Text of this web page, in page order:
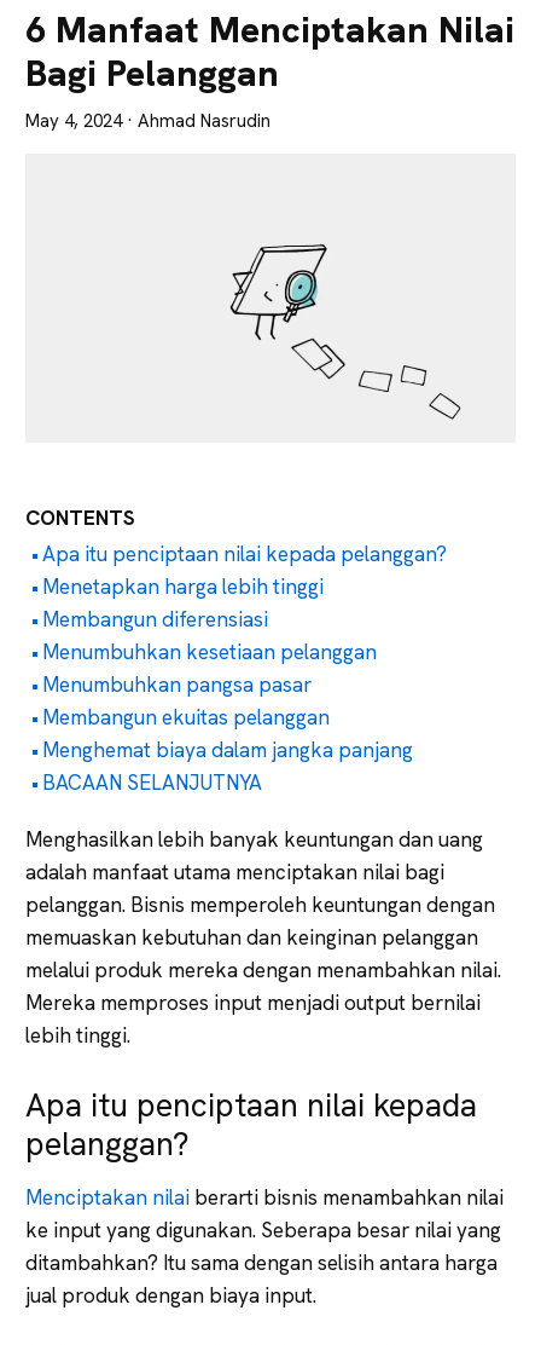
Tajam
6 Manfaat Menciptakan Nilai
Bagi Pelanggan
May 4, 2024· Ahmad Nasrudin
CONTENTS
Apa itu penciptaan nilai kepada pelanggan?
Menetapkan harga lebih tinggi
Membangun diferensiasi
Menumbuhkan kesetiaan pelanggan
Menumbuhkan pangsa pasar
Membangun ekuitas pelanggan
Menghemat biaya dalam jangka panjang
BACAAN SELANJUTNYA
Menghasilkan lebih banyak keuntungan dan uang
adalah manfaat utama menciptakan nilai bagi
pelanggan. Bisnis memperoleh keuntungan dengan
memuaskan kebutuhan dan keinginan pelanggan
melalui produk mereka dengan menambahkan nilai.
Mereka memproses input menjadi output bernilai
lebih tinggi.
Apa itu penciptaan nilai kepada
pelanggan?
Menciptakan nilai berarti bisnis menambahkan nilai
ke input yang digunakan. Seberapa besar nilai yang
ditambahkan? Itu sama dengan selisih antara harga
jual produk dengan biaya input.